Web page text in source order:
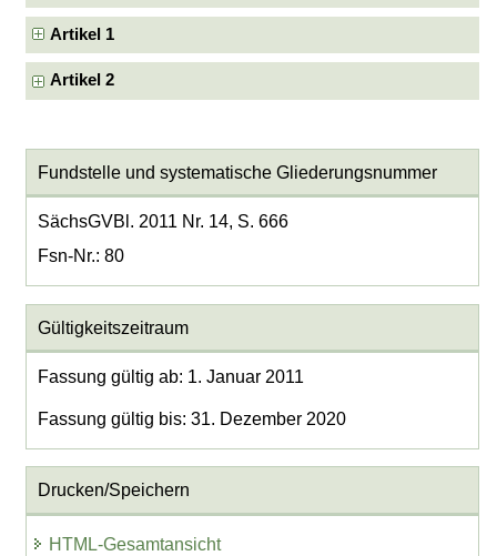
Artikel 1
Artikel 2
Fundstelle und systematische Gliederungsnummer
SächsGVBl. 2011 Nr. 14, S. 666
Fsn-Nr.: 80
Gültigkeitszeitraum
Fassung gültig ab: 1. Januar 2011
Fassung gültig bis: 31. Dezember 2020
Drucken/Speichern
HTML-Gesamtansicht